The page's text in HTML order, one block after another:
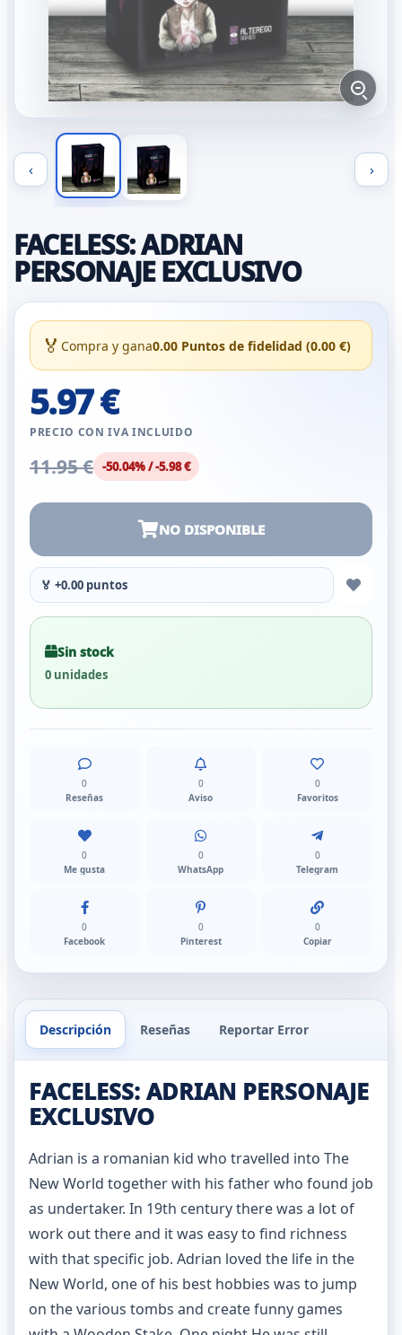
‹ ›
FACELESS: ADRIAN
PERSONAJE EXCLUSIVO
🏅 Compra y gana0.00 Puntos de fidelidad (0.00 €)
5.97 €
PRECIO CON IVA INCLUIDO
11.95 € -50.04% / -5.98 €
NO DISPONIBLE
🏅 +0.00 puntos
Sin stock
0 unidades
0
Reseñas
0
Aviso
0
Favoritos
0
Me gusta
0
WhatsApp
0
Telegram
0
Facebook
0
Pinterest
0
Copiar
Descripción Reseñas Reportar Error
FACELESS: ADRIAN PERSONAJE
EXCLUSIVO
Adrian is a romanian kid who travelled into The
New World together with his father who found job
as undertaker. In 19th century there was a lot of
work out there and it was easy to find richness
with that specific job. Adrian loved the life in the
New World, one of his best hobbies was to jump
on the various tombs and create funny games